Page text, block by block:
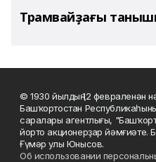
Трамвайҙағы
© 1930 йылдың 12 февраленән
Башҡортостан
саралары агентлығы,
йорто акционерҙар
Ғүмәр улы Юнысов.
Об использовании